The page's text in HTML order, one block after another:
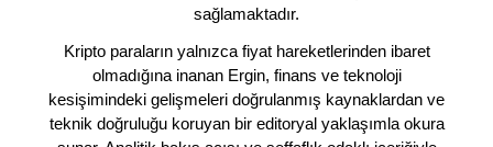
sağlamaktadır.
Kripto paraların yalnızca fiyat hareketlerinden ibaret
olmadığına inanan Ergin, finans ve teknoloji
kesişimindeki gelişmeleri doğrulanmış kaynaklardan ve
teknik doğruluğu koruyan bir editoryal yaklaşımla okura